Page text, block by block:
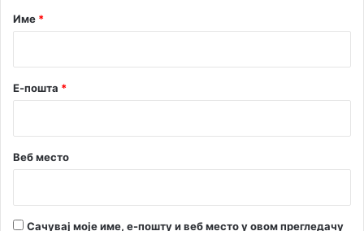
р
Име *
Е-пошта *
Веб место
Сачувај моје име, е-пошту и веб место у овом прегледачу